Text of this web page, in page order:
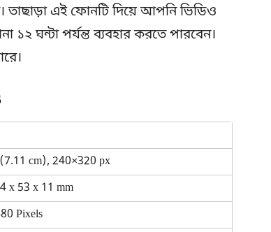
এই ফোনটি দিয়ে আপনি ভিডিও
ঘন্টা পর্যন্ত ব্যবহার করতে পারবেন।
cm), 240×320 px
x 53 x 11 mm
Pixels